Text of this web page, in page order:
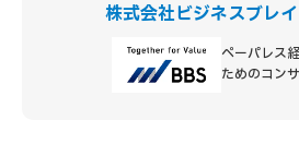
株式会社ビジネスブレ
ペーパレス
ためのコン